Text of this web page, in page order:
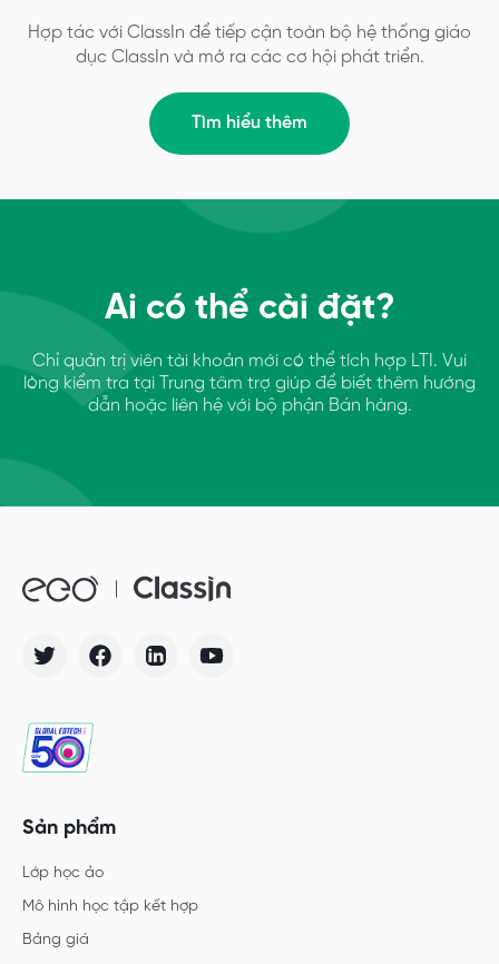
Hợp tác với ClassIn để tiếp cận toàn bộ hệ thống giáo
dục ClassIn và mở ra các cơ hội phát triển.
Tìm hiểu thêm
Ai có thể cài đặt?
Chỉ quản trị viên tài khoản mới có thể tích hợp LTI. Vui
lòng kiểm tra tại Trung tâm trợ giúp để biết thêm hướng
dẫn hoặc liên hệ với bộ phận Bán hàng.
Sản phẩm
Lớp học ảo
Mô hình học tập kết hợp
Bảng giá